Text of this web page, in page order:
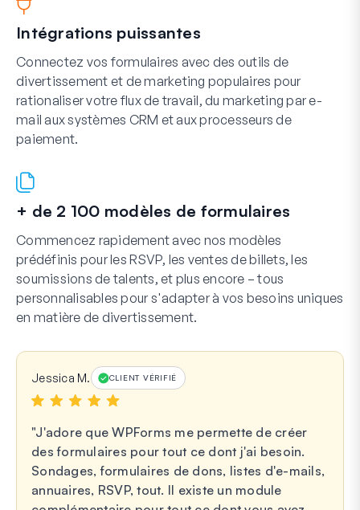
Intégrations puissantes
Connectez vos formulaires avec des outils de
divertissement et de marketing populaires pour
rationaliser votre flux de travail, du marketing par e-
mail aux systèmes CRM et aux processeurs de
paiement.
+ de 2 100 modèles de formulaires
Commencez rapidement avec nos modèles
prédéfinis pour les RSVP, les ventes de billets, les
soumissions de talents, et plus encore – tous
personnalisables pour s'adapter à vos besoins uniques
en matière de divertissement.
Jessica M. CLIENT VÉRIFIÉ
J'adore que WPForms me permette de créer
des formulaires pour tout ce dont j'ai besoin.
Sondages, formulaires de dons, listes d'e-mails,
annuaires, RSVP, tout. Il existe un module